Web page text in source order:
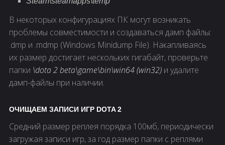
В некоторых конфигурациях ПК могут возникать
проблемы совместимости и создаваться дамп файлы:
.dmp и .mdmp (Windows Minidump File). Накапливаясь
их размер достигает нескольких гигабайт, проверьте
папки \dota 2 beta\game\bin\win64 (win32) и удалите
дамп-файлы при наличии.
ОЧИЩАЕМ ЗАПИСИ ИГР DOTA 2
Средний размер реплея порядка 100мб, периодически
загружая записи игр, за год размер папки с реплями